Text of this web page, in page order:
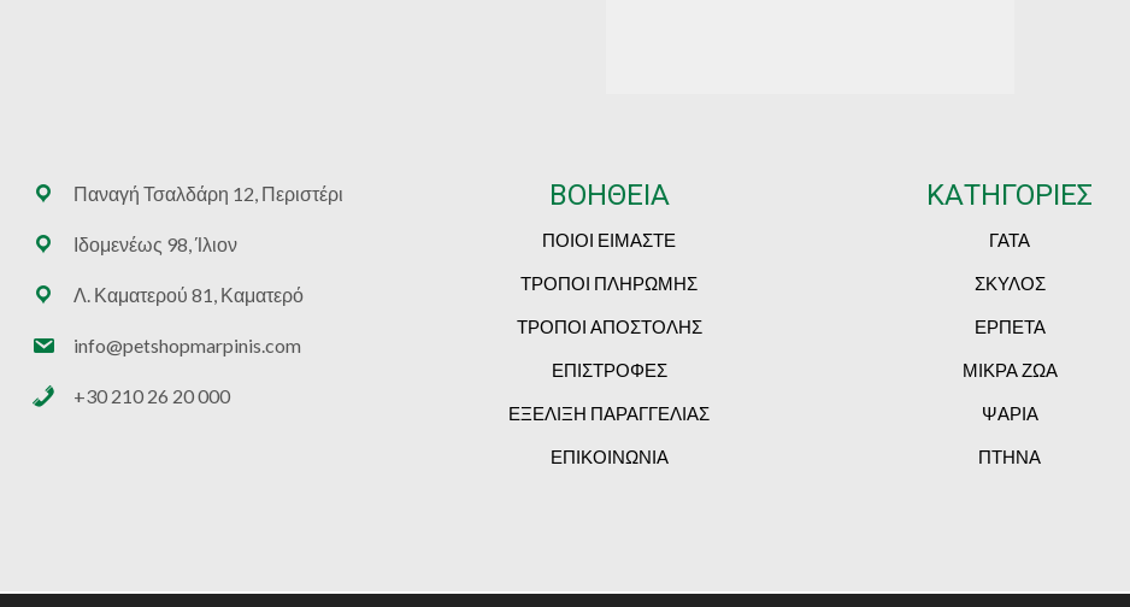
Παναγή Τσαλδάρη 12, Περιστέρι
Ιδομενέως 98, Ίλιον
Λ. Καματερού 81, Καματερό
info@petshopmarpinis.com
+30 210 26 20 000
ΒΟΗΘΕΙΑ
ΠΟΙΟΙ ΕΙΜΑΣΤΕ
ΤΡΟΠΟΙ ΠΛΗΡΩΜΗΣ
ΤΡΟΠΟΙ ΑΠΟΣΤΟΛΗΣ
ΕΠΙΣΤΡΟΦΕΣ
ΕΞΕΛΙΞΗ ΠΑΡΑΓΓΕΛΙΑΣ
ΕΠΙΚΟΙΝΩΝΙΑ
ΚΑΤΗΓΟΡΙΕΣ
ΓΑΤΑ
ΣΚΥΛΟΣ
ΕΡΠΕΤΑ
ΜΙΚΡΑ ΖΩΑ
ΨΑΡΙΑ
ΠΤΗΝΑ